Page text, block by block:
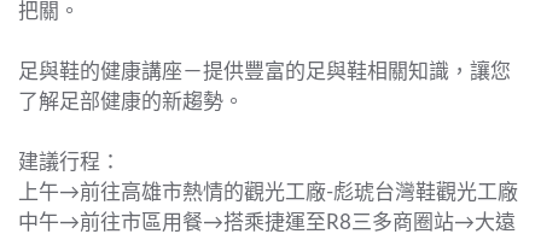
把關。
足與鞋的健康講座－提供豐富的足與鞋相關知識，讓您
了解足部健康的新趨勢。
建議行程：
上午→前往高雄市熱情的觀光工廠-彪琥台灣鞋觀光工廠
中午→前往市區用餐→搭乘捷運至R8三多商圈站→大遠